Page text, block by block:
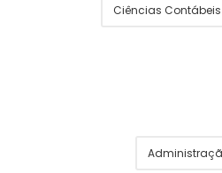
Ciências